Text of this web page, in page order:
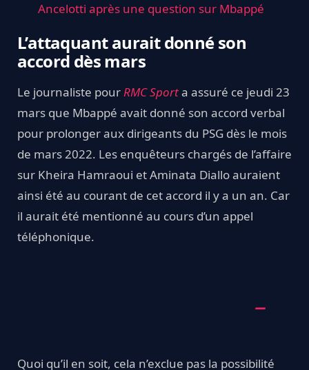
Ancelotti après une question sur Mbappé
L’attaquant aurait donné son
accord dès mars
Le journaliste pour RMC Sporta assuré ce jeudi 23
mars que Mbappé avait donné son accord verbal
pour prolonger aux dirigeants du PSG dès le mois
de mars 2022. Les enquêteurs chargés de l’affaire
sur Kheira Hamraoui et Aminata Diallo auraient
ainsi été au courant de cet accord il y a un an. Car
il aurait été mentionné au cours d’un appel
téléphonique.
Quoi qu’il en soit, cela n’exclue pas la possibilité